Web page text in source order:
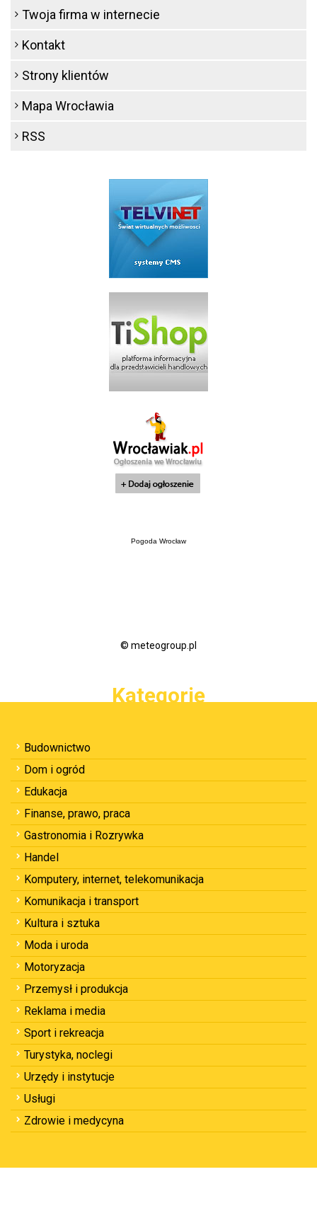
Twoja firma w internecie
Kontakt
Strony klientów
Mapa Wrocławia
RSS
Pogoda Wrocław
© meteogroup.pl
Kategorie
Budownictwo
Dom i ogród
Edukacja
Finanse, prawo, praca
Gastronomia i Rozrywka
Handel
Komputery, internet, telekomunikacja
Komunikacja i transport
Kultura i sztuka
Moda i uroda
Motoryzacja
Przemysł i produkcja
Reklama i media
Sport i rekreacja
Turystyka, noclegi
Urzędy i instytucje
Usługi
Zdrowie i medycyna